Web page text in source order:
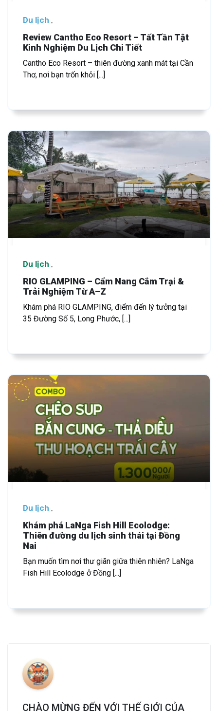
Du lịch
Review Cantho Eco Resort – Tất Tần Tật
Kinh Nghiệm Du Lịch Chi Tiết
Cantho Eco Resort – thiên đường xanh mát tại Cần
Thơ, nơi bạn trốn khỏi [...]
Du lịch
RIO GLAMPING – Cẩm Nang Cắm Trại &
Trải Nghiệm Từ A–Z
Khám phá RIO GLAMPING, điểm đến lý tưởng tại
35 Đường Số 5, Long Phước, [...]
Du lịch
Khám phá LaNga Fish Hill Ecolodge:
Thiên đường du lịch sinh thái tại Đồng
Nai
Bạn muốn tìm nơi thư giãn giữa thiên nhiên? LaNga
Fish Hill Ecolodge ở Đồng [...]
CHÀO MỪNG ĐẾN VỚI THẾ GIỚI CỦA